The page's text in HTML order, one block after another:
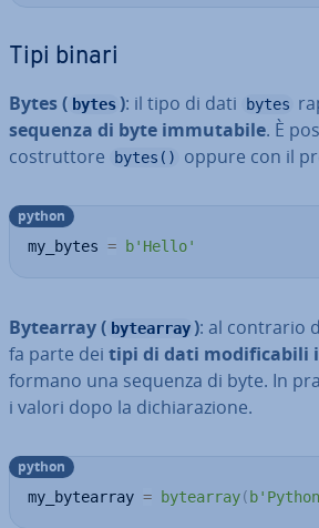
Tipi binari
Bytes ( bytes ): il tipo di dati bytes
sequenza di byte im­mu­ta­bi­le. È
co­strut­to­re
bytes() oppure con il
my_bytes = b'Hello'
python
Bytearray ( bytearray ): al contrario
fa parte dei tipi di dati mo­di­fi­ca­bi­li
formano una sequenza di byte. In
i valori dopo la di­chia­ra­zio­ne.
my_bytearray = bytearray(
python